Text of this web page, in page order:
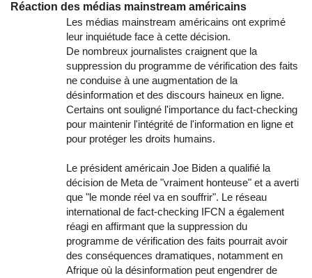
Réaction des médias mainstream américains
Les médias mainstream américains ont exprimé
leur inquiétude face à cette décision.
De nombreux journalistes craignent que la
suppression du programme de vérification des faits
ne conduise à une augmentation de la
désinformation et des discours haineux en ligne.
Certains ont souligné l'importance du fact-checking
pour maintenir l'intégrité de l'information en ligne et
pour protéger les droits humains.
Le président américain Joe Biden a qualifié la
décision de Meta de "vraiment honteuse" et a averti
que "le monde réel va en souffrir". Le réseau
international de fact-checking IFCN a également
réagi en affirmant que la suppression du
programme de vérification des faits pourrait avoir
des conséquences dramatiques, notamment en
Afrique où la désinformation peut engendrer de